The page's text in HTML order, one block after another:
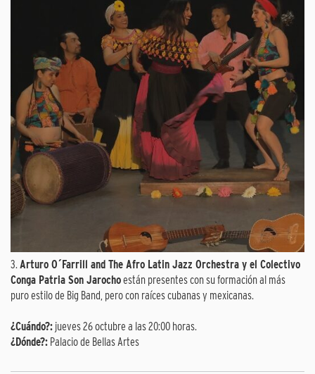
3.Arturo O´Farrill and The Afro Latin Jazz Orchestra y el Colectivo
Conga Patria Son Jarochoestán presentes con su formación al más
puro estilo de Big Band, pero con raíces cubanas y mexicanas.
¿Cuándo?: jueves 26 octubre a las 20:00 horas.
¿Dónde?: Palacio de Bellas Artes